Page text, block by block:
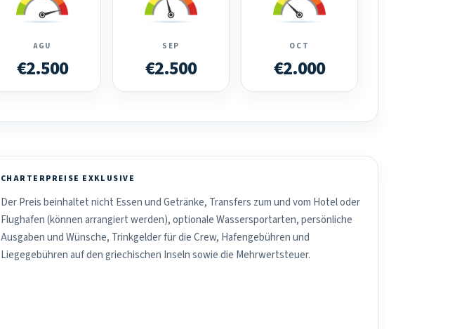
AGU
€2.500
SEP
€2.500
OCT
€2.000
CHARTERPREISE EXKLUSIVE
Der Preis beinhaltet nicht Essen und Getränke, Transfers zum und vom Hotel oder
Flughafen (können arrangiert werden), optionale Wassersportarten, persönliche
Ausgaben und Wünsche, Trinkgelder für die Crew, Hafengebühren und
Liegegebühren auf den griechischen Inseln sowie die Mehrwertsteuer.